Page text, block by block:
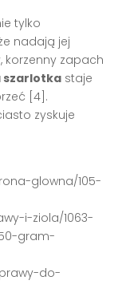
tylko
nadają jej
korzenny zapach
staje
[4].
zyskuje
glowna/105-
i-ziola/1063-
gram-
do-